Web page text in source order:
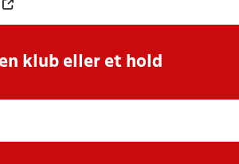
klub eller et hold